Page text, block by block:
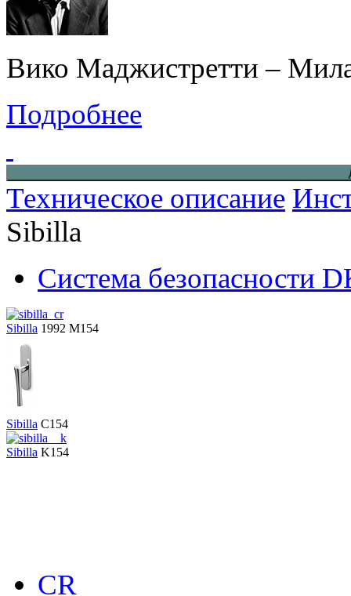
Вико Маджистретти –
Подробнее
Техническое описание
Sibilla
Система безопасности
Sibilla 1992 M154
Sibilla C154
Sibilla K154
CR